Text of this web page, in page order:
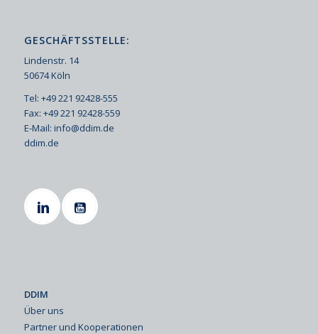
GESCHÄFTSSTELLE:
Lindenstr. 14
50674 Köln
Tel: +49 221 92428-555
Fax: +49 221 92428-559
E-Mail: info@ddim.de
ddim.de
DDIM
Über uns
Partner und Kooperationen